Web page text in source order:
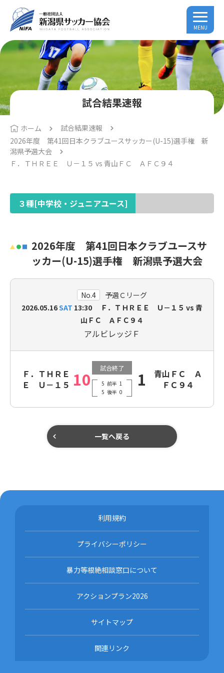
MENU
試合結果速報
ホーム
試合結果速報
2026年度 第41回日本クラブユースサッカー(U-15)選手権 新
潟県予選大会
Ｆ．ＴＨＲＥＥ Ｕ－１５ vs 青山ＦＣ ＡＦＣ９４
３種[中学校・ジュニアユース]
2026年度 第41回日本クラブユースサ
ッカー(U-15)選手権 新潟県予選大会
No.4
予選Ｃリーグ
2026.05.16SAT 13:30 Ｆ．ＴＨＲＥＥ Ｕ－１５ vs 青
山ＦＣ ＡＦＣ９４
アルビレッジＦ
Ｆ．ＴＨＲＥ
Ｅ Ｕ－１５ 10
試合終了
5 前半 1
5 後半 0
1
青山ＦＣ Ａ
ＦＣ９４
一覧へ戻る
利用規約
プライバシーポリシー
暴力等根絶相談窓口について
アクションプラン2026
サイトマップ
関連リンク